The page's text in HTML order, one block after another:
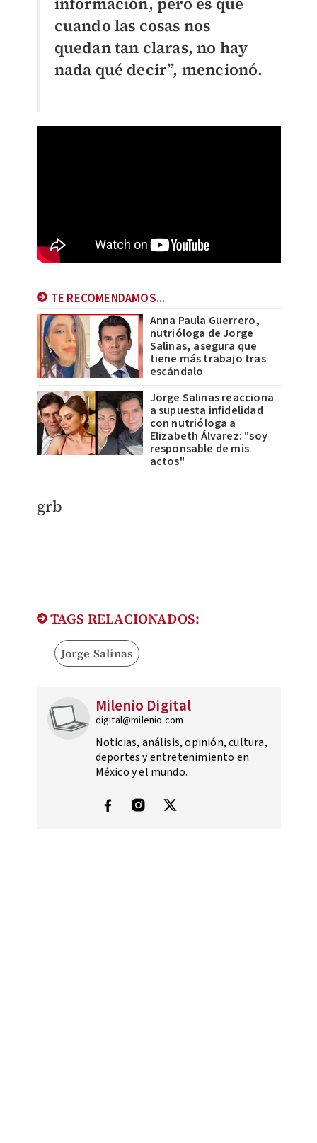
cuando las cosas nos
quedan tan claras, no hay
nada qué decir”, mencionó.
TE RECOMENDAMOS...
Anna Paula Guerrero,
nutrióloga de Jorge
Salinas, asegura que
tiene más trabajo tras
escándalo
Jorge Salinas reacciona
a supuesta infidelidad
con nutrióloga a
Elizabeth Álvarez: "soy
responsable de mis
actos"
grb
TAGS RELACIONADOS:
Jorge Salinas
Milenio Digital
digital@milenio.com
Noticias, análisis, opinión, cultura,
deportes y entretenimiento en
México y el mundo.